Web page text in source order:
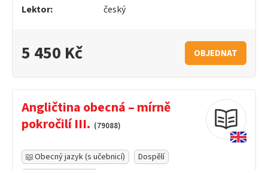
Lektor:
český
5 450 Kč OBJEDNAT
Angličtina obecná – mírně
pokročilí III. (79088)
Obecný jazyk (s učebnicí) Dospělí